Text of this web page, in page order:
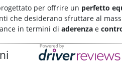
per offrire un perfetto
che desiderano sfruttare al
in termini di aderenza e